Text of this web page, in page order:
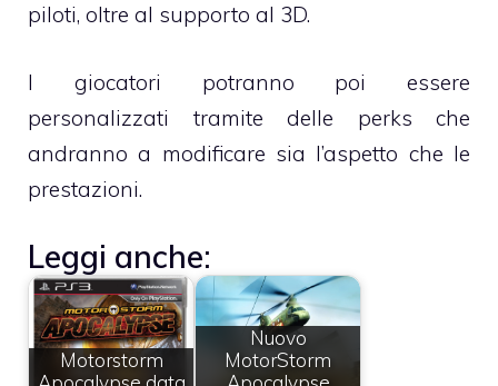
piloti, oltre al supporto al 3D.
I giocatori potranno poi essere
personalizzati tramite delle perks che
andranno a modificare sia l’aspetto che le
prestazioni.
Leggi anche:
Motorstorm
Nuovo
MotorStorm